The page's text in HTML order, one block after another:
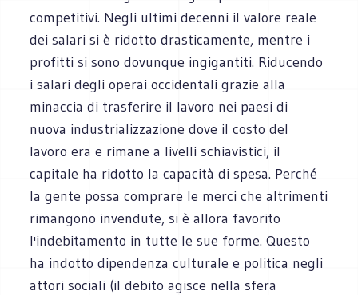
competitivi. Negli ultimi decenni il valore reale
dei salari si è ridotto drasticamente, mentre i
profitti si sono dovunque ingigantiti. Riducendo
i salari degli operai occidentali grazie alla
minaccia di trasferire il lavoro nei paesi di
nuova industrializzazione dove il costo del
lavoro era e rimane a livelli schiavistici, il
capitale ha ridotto la capacità di spesa. Perché
la gente possa comprare le merci che altrimenti
rimangono invendute, si è allora favorito
l'indebitamento in tutte le sue forme. Questo
ha indotto dipendenza culturale e politica negli
attori sociali (il debito agisce nella sfera